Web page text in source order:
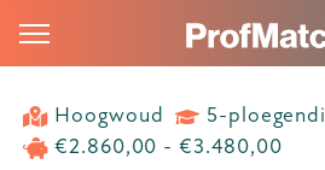
Hoogwoud 5-
€2.860,00 - €3.480,00